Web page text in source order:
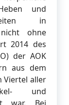
und
in
ohne
2014 des
der AOK
aus dem
Viertel aller
und